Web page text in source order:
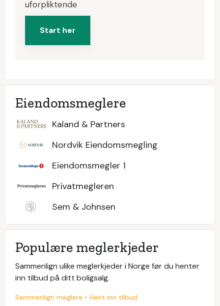
uforpliktende
Start her
Eiendomsmeglere
Kaland & Partners
Nordvik Eiendomsmegling
Eiendomsmegler 1
Privatmegleren
Sem & Johnsen
Populære meglerkjeder
Sammenlign ulike meglerkjeder i Norge før du henter
inn tilbud på ditt boligsalg.
Sammenlign meglere • Hent inn tilbud